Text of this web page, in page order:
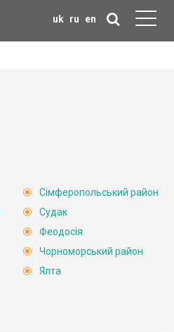
uk ru en
Сімферопольський район
Судак
Феодосія
Чорноморський район
Ялта